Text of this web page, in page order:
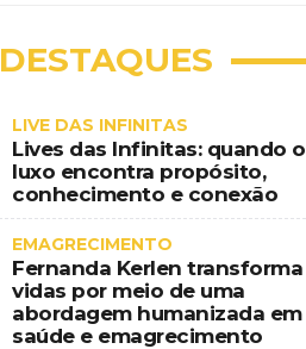
DESTAQUES
LIVE DAS INFINITAS
Lives das Infinitas: quando o
luxo encontra propósito,
conhecimento e conexão
EMAGRECIMENTO
Fernanda Kerlen transforma
vidas por meio de uma
abordagem humanizada em
saúde e emagrecimento